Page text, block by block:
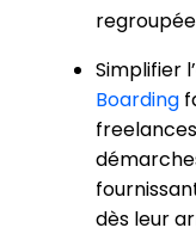
Simplifier
Boarding
dès leur